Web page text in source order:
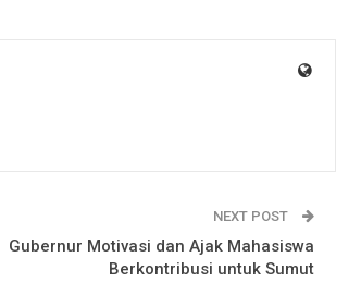
NEXT POST
Gubernur Motivasi dan Ajak Mahasiswa
Berkontribusi untuk Sumut